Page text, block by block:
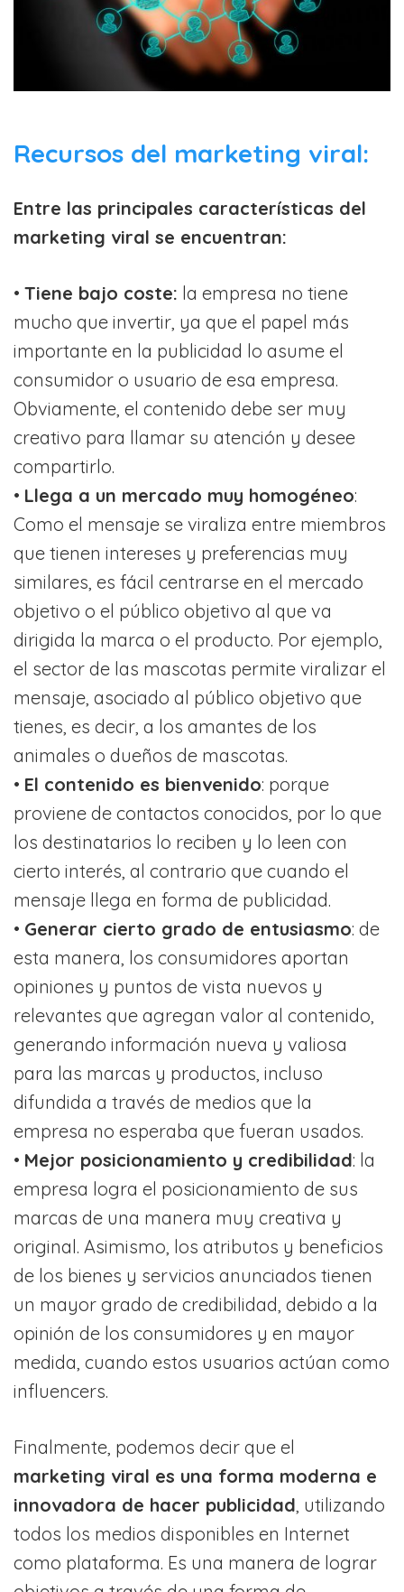
Recursos del marketing viral:
Entre las principales características del
marketing viral se encuentran:
• Tiene bajo coste: la empresa no tiene
mucho que invertir, ya que el papel más
importante en la publicidad lo asume el
consumidor o usuario de esa empresa.
Obviamente, el contenido debe ser muy
creativo para llamar su atención y desee
compartirlo.
• Llega a un mercado muy homogéneo:
Como el mensaje se viraliza entre miembros
que tienen intereses y preferencias muy
similares, es fácil centrarse en el mercado
objetivo o el público objetivo al que va
dirigida la marca o el producto. Por ejemplo,
el sector de las mascotas permite viralizar el
mensaje, asociado al público objetivo que
tienes, es decir, a los amantes de los
animales o dueños de mascotas.
• El contenido es bienvenido: porque
proviene de contactos conocidos, por lo que
los destinatarios lo reciben y lo leen con
cierto interés, al contrario que cuando el
mensaje llega en forma de publicidad.
• Generar cierto grado de entusiasmo: de
esta manera, los consumidores aportan
opiniones y puntos de vista nuevos y
relevantes que agregan valor al contenido,
generando información nueva y valiosa
para las marcas y productos, incluso
difundida a través de medios que la
empresa no esperaba que fueran usados.
• Mejor posicionamiento y credibilidad: la
empresa logra el posicionamiento de sus
marcas de una manera muy creativa y
original. Asimismo, los atributos y beneficios
de los bienes y servicios anunciados tienen
un mayor grado de credibilidad, debido a la
opinión de los consumidores y en mayor
medida, cuando estos usuarios actúan como
influencers.
Finalmente, podemos decir que el
marketing viral es una forma moderna e
innovadora de hacer publicidad, utilizando
todos los medios disponibles en Internet
como plataforma. Es una manera de lograr